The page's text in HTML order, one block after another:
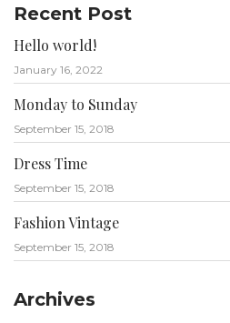
Recent Post
Hello world!
January 16, 2022
Monday to Sunday
September 15, 2018
Dress Time
September 15, 2018
Fashion Vintage
September 15, 2018
Archives